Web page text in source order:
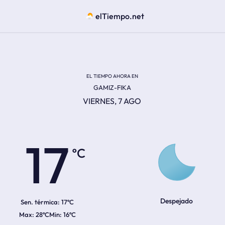
elTiempo.net
EL TIEMPO AHORA EN
GAMIZ-FIKA
VIERNES, 7 AGO
17
Sen. térmica: 17ºC
28ºC 16ºC
Despejado